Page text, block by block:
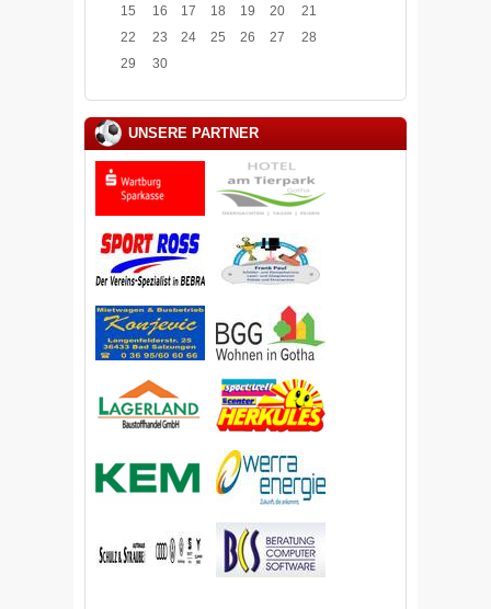
15
16 17 18 19 20
21
22
23 24 25 26 27
28
29
30
UNSERE PARTNER